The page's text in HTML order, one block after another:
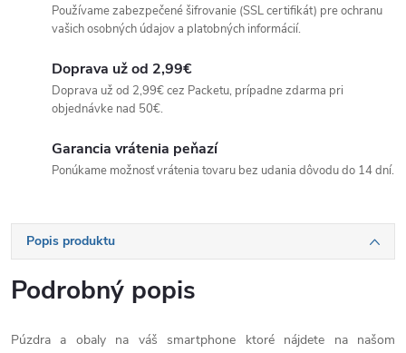
Používame zabezpečené šifrovanie (SSL certifikát) pre ochranu
vašich osobných údajov a platobných informácií.
Doprava už od 2,99€
Doprava už od 2,99€ cez Packetu, prípadne zdarma pri
objednávke nad 50€.
Garancia vrátenia peňazí
Ponúkame možnosť vrátenia tovaru bez udania dôvodu do 14 dní.
Popis produktu
Podrobný popis
Púzdra a obaly na váš smartphone ktoré nájdete na našom